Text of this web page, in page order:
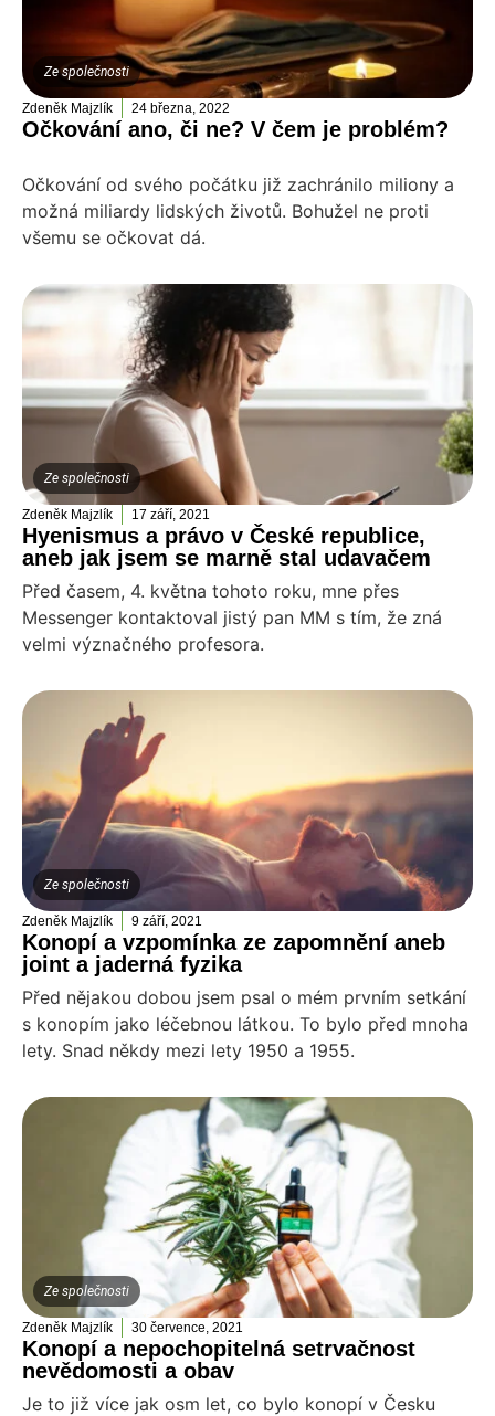
Ze společnosti
Zdeněk Majzlík 24 března, 2022
Očkování ano, či ne? V čem je problém?
Očkování od svého počátku již zachránilo miliony a
možná miliardy lidských životů. Bohužel ne proti
všemu se očkovat dá.
Ze společnosti
Zdeněk Majzlík 17 září, 2021
Hyenismus a právo v České republice,
aneb jak jsem se marně stal udavačem
Před časem, 4. května tohoto roku, mne přes
Messenger kontaktoval jistý pan MM s tím, že zná
velmi význačného profesora.
Ze společnosti
Zdeněk Majzlík 9 září, 2021
Konopí a vzpomínka ze zapomnění aneb
joint a jaderná fyzika
Před nějakou dobou jsem psal o mém prvním setkání
s konopím jako léčebnou látkou. To bylo před mnoha
lety. Snad někdy mezi lety 1950 a 1955.
Ze společnosti
Zdeněk Majzlík 30 července, 2021
Konopí a nepochopitelná setrvačnost
nevědomosti a obav
Je to již více jak osm let, co bylo konopí v Česku